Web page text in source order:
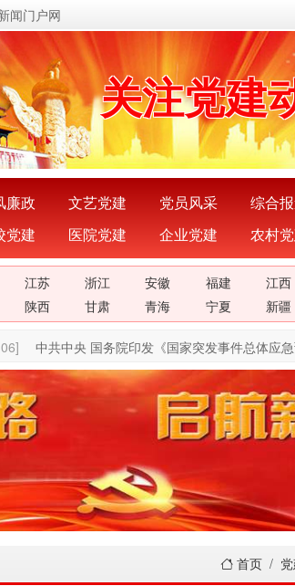
闻门户网
传递党的
关注党建
展示党建
宣传党建
传播党建
密切党群
传递党的
廉政 文艺党建 党员风采 综合
党建 医院党建 企业党建 农村
江苏 浙江 安徽 福建 江西
陕西 甘肃 青海 宁夏 新疆
中共中央 国务院印发《国家突发事件总体应急
首页